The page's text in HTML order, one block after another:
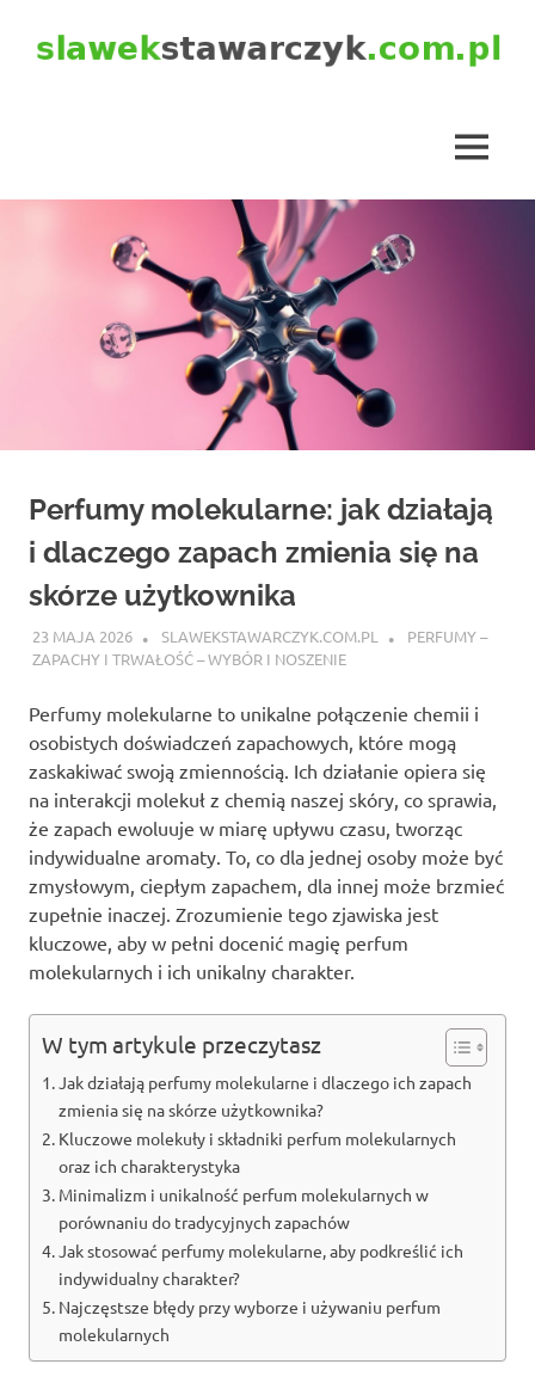
MENU
Perfumy molekularne: jak działają
i dlaczego zapach zmienia się na
skórze użytkownika
23 MAJA 2026 SLAWEKSTAWARCZYK.COM.PL
PERFUMY –
ZAPACHY I TRWAŁOŚĆ – WYBÓR I NOSZENIE
Perfumy molekularne to unikalne połączenie chemii i
osobistych doświadczeń zapachowych, które mogą
zaskakiwać swoją zmiennością. Ich działanie opiera się
na interakcji molekuł z chemią naszej skóry, co sprawia,
że zapach ewoluuje w miarę upływu czasu, tworząc
indywidualne aromaty. To, co dla jednej osoby może być
zmysłowym, ciepłym zapachem, dla innej może brzmieć
zupełnie inaczej. Zrozumienie tego zjawiska jest
kluczowe, aby w pełni docenić magię perfum
molekularnych i ich unikalny charakter.
W tym artykule przeczytasz
Jak działają perfumy molekularne i dlaczego ich zapach
zmienia się na skórze użytkownika?
Kluczowe molekuły i składniki perfum molekularnych
oraz ich charakterystyka
Minimalizm i unikalność perfum molekularnych w
porównaniu do tradycyjnych zapachów
Jak stosować perfumy molekularne, aby podkreślić ich
indywidualny charakter?
Najczęstsze błędy przy wyborze i używaniu perfum
molekularnych